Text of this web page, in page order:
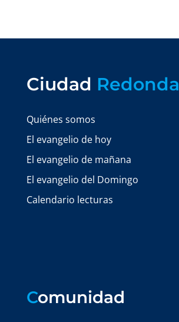
Ciudad Redonda
Quiénes somos
El evangelio de hoy
El evangelio de mañana
El evangelio del Domingo
Calendario lecturas
Comunidad